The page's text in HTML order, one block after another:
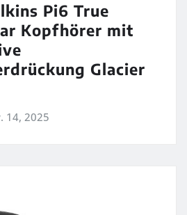
Pi6 True
Kopfhörer mit
Glacier
14, 2025